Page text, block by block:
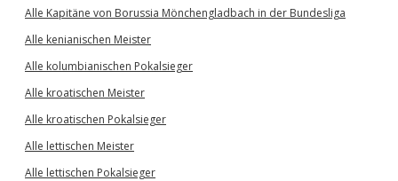
Alle Kapitäne von Borussia Mönchengladbach in der Bundesliga
Alle kenianischen Meister
Alle kolumbianischen Pokalsieger
Alle kroatischen Meister
Alle kroatischen Pokalsieger
Alle lettischen Meister
Alle lettischen Pokalsieger